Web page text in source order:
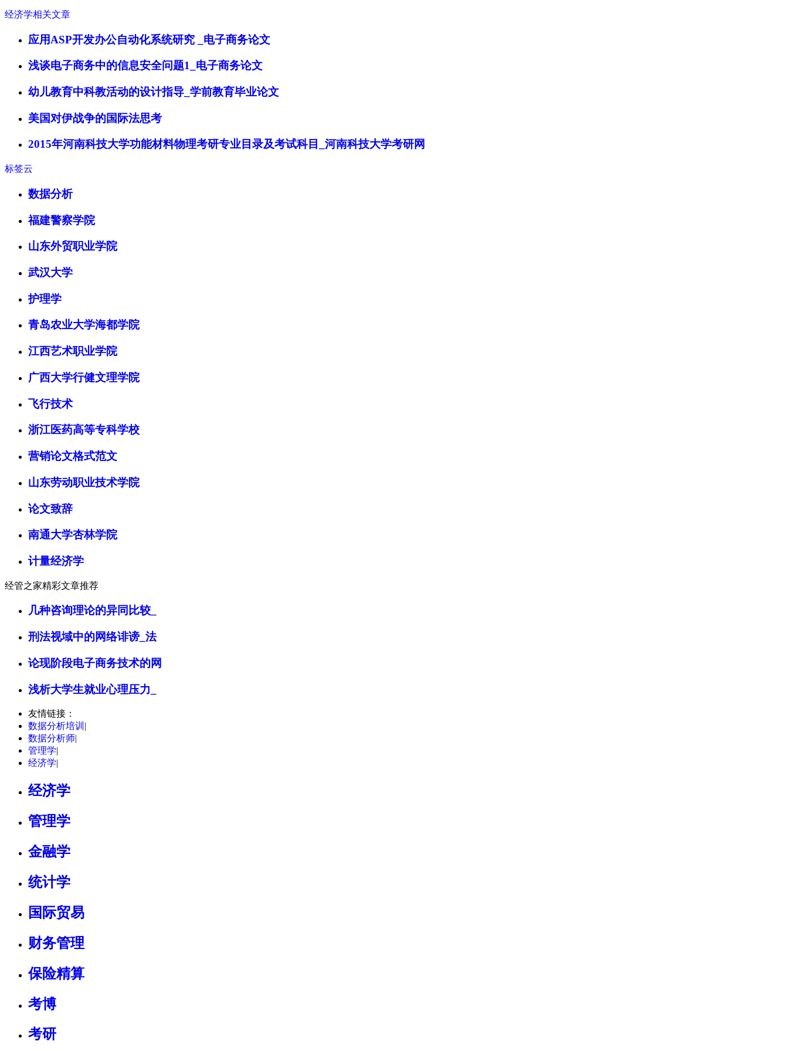
经济学相关文章
应用ASP开发办公自动化系统研究 _电子商务论文
浅谈电子商务中的信息安全问题1_电子商务论文
幼儿教育中科教活动的设计指导_学前教育毕业论文
美国对伊战争的国际法思考
2015年河南科技大学功能材料物理考研专业目录及考试科目_河南科技大学考研网
标签云
数据分析
福建警察学院
山东外贸职业学院
武汉大学
护理学
青岛农业大学海都学院
江西艺术职业学院
广西大学行健文理学院
飞行技术
浙江医药高等专科学校
营销论文格式范文
山东劳动职业技术学院
论文致辞
南通大学杏林学院
计量经济学
经管之家精彩文章推荐
几种咨询理论的异同比较_
刑法视域中的网络诽谤_法
论现阶段电子商务技术的网
浅析大学生就业心理压力_
友情链接：
数据分析培训 |
数据分析师|
管理学|
经济学|
经济学
管理学
金融学
统计学
国际贸易
财务管理
保险精算
考博
考研
加入经管之家，拥有更多权限。